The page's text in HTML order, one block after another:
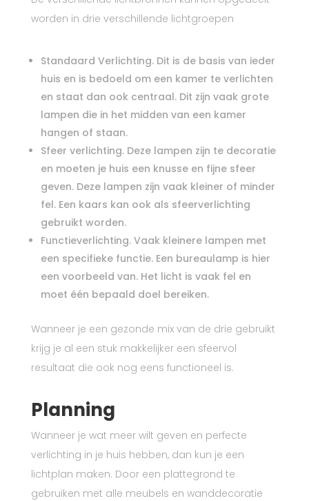
worden in drie verschillende lichtgroepen
Standaard Verlichting. Dit is de basis van ieder
huis en is bedoeld om een kamer te verlichten
en staat dan ook centraal. Dit zijn vaak grote
lampen die in het midden van een kamer
hangen of staan.
Sfeer verlichting. Deze lampen zijn te decoratie
en moeten je huis een knusse en fijne sfeer
geven. Deze lampen zijn vaak kleiner of minder
fel. Een kaars kan ook als sfeerverlichting
gebruikt worden.
Functieverlichting. Vaak kleinere lampen met
een specifieke functie. Een bureaulamp is hier
een voorbeeld van. Het licht is vaak fel en
moet één bepaald doel bereiken.
Wanneer je een gezonde mix van de drie gebruikt
krijg je al een stuk makkelijker een sfeervol
resultaat die ook nog eens functioneel is.
Planning
Wanneer je wat meer wilt geven en perfecte
verlichting in je huis hebben, dan kun je een
lichtplan maken. Door een plattegrond te
gebruiken met alle meubels en wanddecoratie